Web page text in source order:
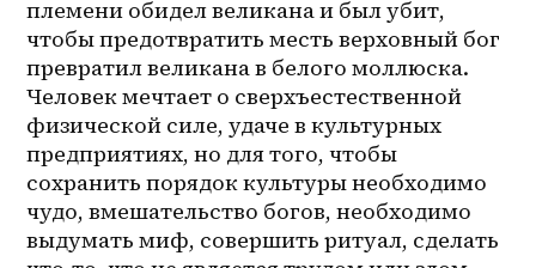
племени обидел великана и был убит,
чтобы предотвратить месть верховный бог
превратил великана в белого моллюска.
Человек мечтает о сверхъестественной
физической силе, удаче в культурных
предприятиях, но для того, чтобы
сохранить порядок культуры необходимо
чудо, вмешательство богов, необходимо
выдумать миф, совершить ритуал, сделать